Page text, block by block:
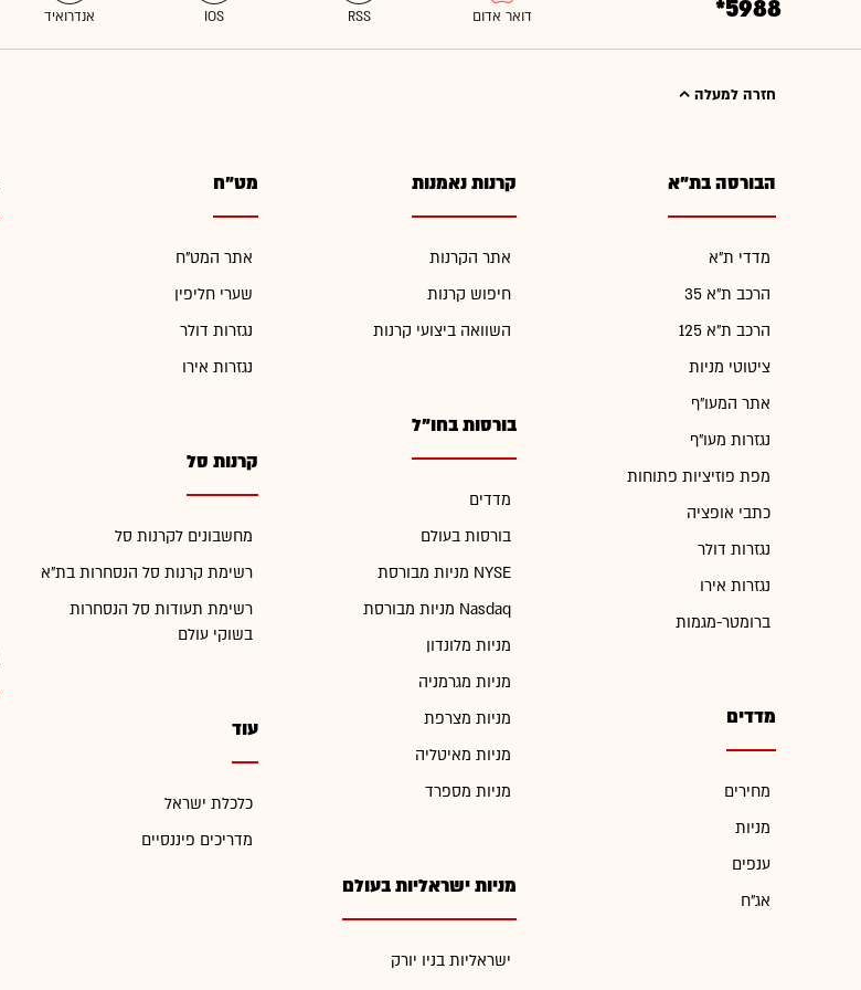
*5988
חזרה למעלה
הבורסה בת"א
מדדי ת"א
הרכב ת"א 35
הרכב ת"א 125
ציטוטי מניות
אתר המעו"ף
נגזרות מעו"ף
מפת פוזיציות פתוחות
כתבי אופציה
נגזרות דולר
נגזרות אירו
ברומטר-מגמות
מדדים
מחירים
מניות
ענפים
אג"ח
קרנות נאמנות
אתר הקרנות
חיפוש קרנות
השוואה ביצועי קרנות
בורסות בחו"ל
מדדים
בורסות בעולם
מניות מבורסת NYSE
מניות מבורסת Nasdaq
מניות מלונדון
מניות מגרמניה
מניות מצרפת
מניות מאיטליה
מניות מספרד
מניות ישראליות בעולם
ישראליות בניו יורק
מט"ח
אתר המט"ח
שערי חליפין
נגזרות דולר
נגזרות אירו
קרנות סל
מחשבונים לקרנות סל
רשימת קרנות סל הנסחרות בת"א
רשימת תעודות סל הנסחרות
בשוקי עולם
עוד
כלכלת ישראל
מדריכים פיננסיים